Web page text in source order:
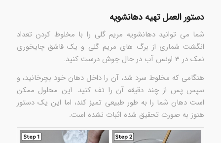
دستور العمل تهیه دهانشویه
شما می توانید دهانشویه مریم گلی را با مخلوط کردن تعداد
انگشت شماری از برگ های مریم گلی و یک قاشق چایخوری
نمک در ۳ اونس آب در حال جوش درست کنید.
هنگامی که مخلوط سرد شد، آن را داخل دهان خود بچرخانید، و
سپس پس از چند دقیقه آن را تف کنید. این محلول ممکن
است دهان شما را به طور طبیعی تمیز کند، اما این یک دستور
هنوز به صورت تحقیق شده اثبات نشده است.